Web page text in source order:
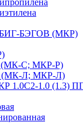
БИГ-БЭГОВ (МКР)
(МК-С; МКР-Р)
(МК-Л; МКР-Л)
1.0С2-1.0 (1.3)